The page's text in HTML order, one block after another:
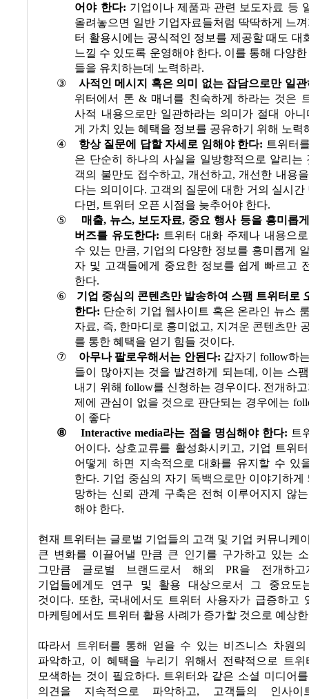
어야 한다: 기업이나 제품과 관련 보도자료 등
올려놓으면 일반 기업자료들처럼 딱딱하게 느
터 활용시에는 공식적인 정보를 제공할 때도 대
느낄 수 있도록 운영해야 한다. 이를 통해 다양
들을 유치하는데 노력하라.
③
사적인 메시지 혹은 의미 없는 잡담으로만 일
위터에서 톤 & 매너를 친숙하게 하라는 것은
사적 내용으로만 일관하라는 의미가 절대 아니
게 가치 있는 혜택을 정보를 공유하기 위해 노력
④
항상 질문에 답할 자세로 임해야 한다: 트위터
은 단순히 하나의 사실을 일방향적으로 알리는
객의 불만도 접수하고, 개선하고,개선한 내용
다는 의미이다. 고객의 질문에 대한 거의 실시간
다면, 트위터 오픈 시점을 늦추어야 한다.
⑤
매출, 뉴스, 보도자료, 중요 행사 등을 흥미롭
버즈를 유도한다: 트위터 대화 주제나 내용으
수 있는 만큼, 기업의 다양한 정보를 흥미롭게
자 및 고객들에게 중요한 정보를 쉽게 빠르고
한다.
⑥
기업 중심의 콘텐츠만 발송하여 스팸 트위터로
한다: 단순히 기업 웹사이트 혹은 온라인 뉴스
자료, 즉, 한마디로 흥미없고, 지겨운 콘텐츠만
를 통한 혜택을 얻기 힘들 것이다.
⑦
아무나 팔로우해서는 안된다: 갑자기 follow하
들이 많아지는 것을 발견하게 되는데 , 이는 스
내기 위해 follow를 신청하는 경우이다. 전개하
제에 관심이 없을 것으로 판단되는 경우에는
이 좋다
⑧
Interactive media라는 점을 명심해야 한다: 트
어이다.상호교류를 활성화시키고, 기업 트위
어떻게 하면 지속적으로 대화를 유지할 수 있
한다. 기업 중심의 자기 독백으로만 이야기하게
망하는 신뢰 관계 구축은 전혀 이루어지지 않
해야 한다.
현재 트위터는 글로벌 기업들의 고객 및 기업 커뮤니케
큰 변화를 이끌어낼 만큼 큰 인기를 구가하고 있는
그만큼 글로벌 브랜드로서 해외
PR을 전개하
기업들에게도 연구 및 활용 대상으로서 그 중요도
것이다. 또한, 국내에서도 트위터 사용자가 급증하고
마케팅에서도 트위터 활용 사례가 증가할 것으로 예상
따라서 트위터를 통해 얻을 수 있는 비즈니스 차원
파악하고, 이 혜택을 누리기 위해서 전략적으로 트
모색하는 것이 필요하다. 트위터와 같은 소셜 미디어
의견을 지속적으로 파악하고, 고객들의 인사이